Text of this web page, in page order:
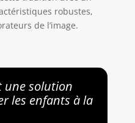
robustes,
de l’image.
une solution
les enfants à la